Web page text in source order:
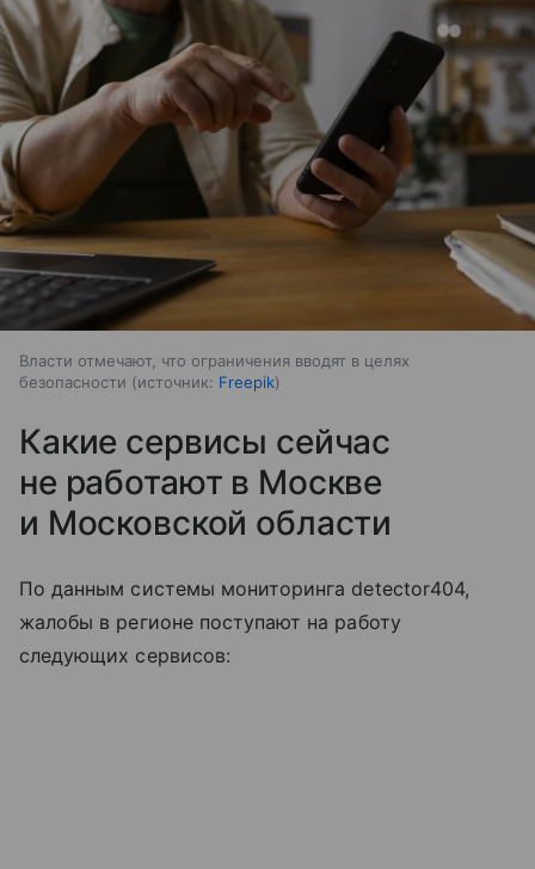
Власти отмечают, что ограничения вводят в целях
безопасности
источник: Freepik
Какие сервисы сейчас
не работают в Москве
и Московской области
По данным системы мониторинга detector404,
жалобы в регионе поступают на работу
следующих сервисов: